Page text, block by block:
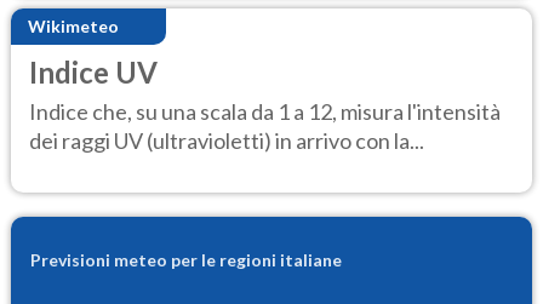
Wikimeteo
Indice UV
Indice che, su una scala da 1 a 12, misura l'intensità
dei raggi UV (ultravioletti) in arrivo con la...
Previsioni meteo per le regioni italiane